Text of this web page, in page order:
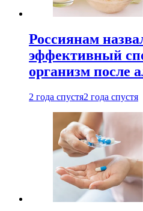
Россиянам
эффективный
организм после
2 года спустя2 года спустя